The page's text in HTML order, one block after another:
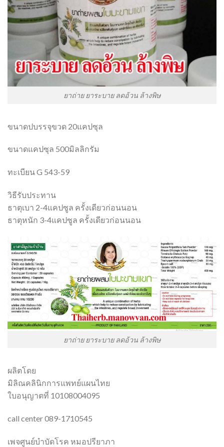
ยาถ่าย ยาระบาย ลดอ้วน ล้างพิษ
ขนาดปบรรจุขวด 20แคปซุล
ขนาดแคปซุล 500มิลลิกรัม
ทะเบียน G 543-59
วิธีรับประทาน
ธาตุเบา 2-4แคปซูล ครั้งเดียวก่อนนอน
ธาตุหนัก 3-4แคปซูล ครั้งเดียวก่อนนอน
ยาถ่าย ยาระบาย ลดอ้วน ล้างพิษ
ผลิตโดย
มิลิณคลินิกการแพทย์แผนไทย
ใบอนุญาตที่ 10108004095
call center 089-1710545
เพจศูนย์บำบัดโรค หมอปรียาภา